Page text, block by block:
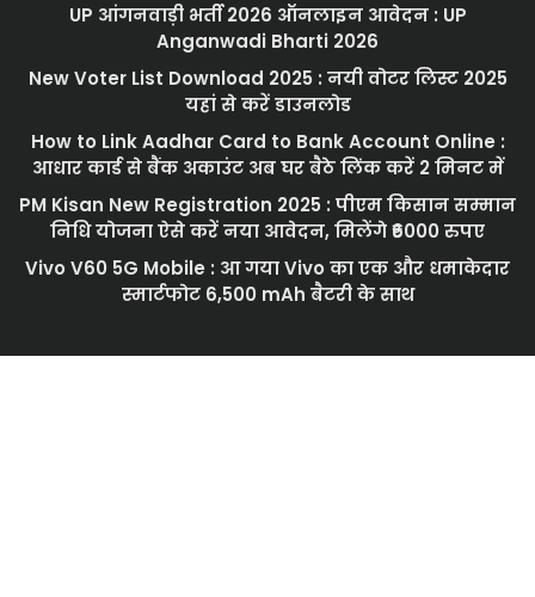
UP आंगनवाड़ी भर्ती 2026 ऑनलाइन आवेदन : UP
Anganwadi Bharti 2026
New Voter List Download 2025 : नयी वोटर लिस्ट 2025
यहां से करें डाउनलोड
How to Link Aadhar Card to Bank Account Online :
आधार कार्ड से बैंक अकाउंट अब घर बैठे लिंक करें 2 मिनट में
PM Kisan New Registration 2025 : पीएम किसान सम्मान
निधि योजना ऐसे करें नया आवेदन, मिलेंगे ₹6000 रुपए
Vivo V60 5G Mobile : आ गया Vivo का एक और धमाकेदार
स्मार्टफोट 6,500 mAh बैटरी के साथ